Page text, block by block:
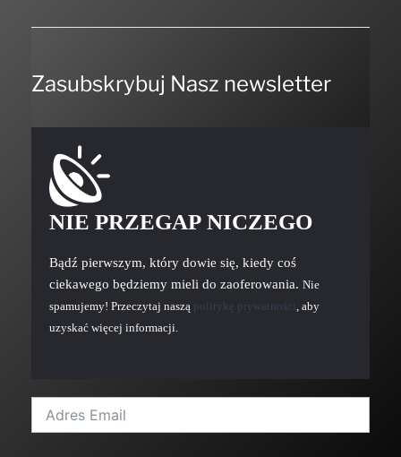
Zasubskrybuj Nasz newsletter
NIE PRZEGAP NICZEGO
Bądź pierwszym, który dowie się, kiedy coś
ciekawego będziemy mieli do zaoferowania. Nie
spamujemy! Przeczytaj naszą politykę prywatności, aby
uzyskać więcej informacji.